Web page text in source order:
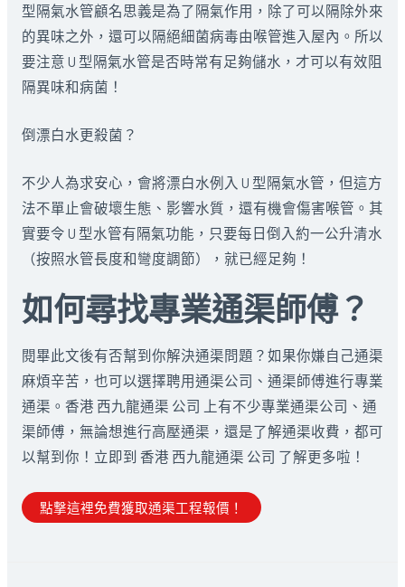
型隔氣水管顧名思義是為了隔氣作用，除了可以隔除外來
的異味之外，還可以隔絕細菌病毒由喉管進入屋內。所以
要注意 U 型隔氣水管是否時常有足夠儲水，才可以有效阻
隔異味和病菌！
倒漂白水更殺菌？
不少人為求安心，會將漂白水例入 U 型隔氣水管，但這方
法不單止會破壞生態、影響水質，還有機會傷害喉管。其
實要令 U 型水管有隔氣功能，只要每日倒入約一公升清水
（按照水管長度和彎度調節），就已經足夠！
如何尋找專業通渠師傅？
閱畢此文後有否幫到你解決通渠問題？如果你嫌自己通渠
麻煩辛苦，也可以選擇聘用通渠公司、通渠師傅進行專業
通渠。香港 西九龍通渠 公司 上有不少專業通渠公司、通
渠師傅，無論想進行高壓通渠，還是了解通渠收費，都可
以幫到你！立即到 香港 西九龍通渠 公司 了解更多啦！
點撃這裡免費獲取通渠工程報價！